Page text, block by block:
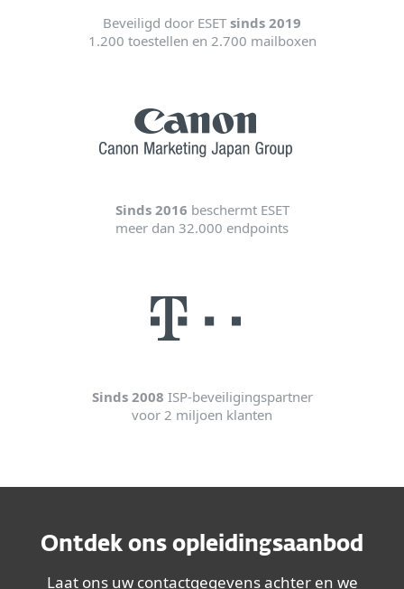
Beveiligd door ESET sinds 2019
1.200 toestellen en 2.700 mailboxen
Sinds 2016 beschermt ESET
meer dan 32.000 endpoints
Sinds 2008 ISP-beveiligingspartner
voor 2 miljoen klanten
Ontdek ons opleidingsaanbod
Laat ons uw contactgegevens achter en we